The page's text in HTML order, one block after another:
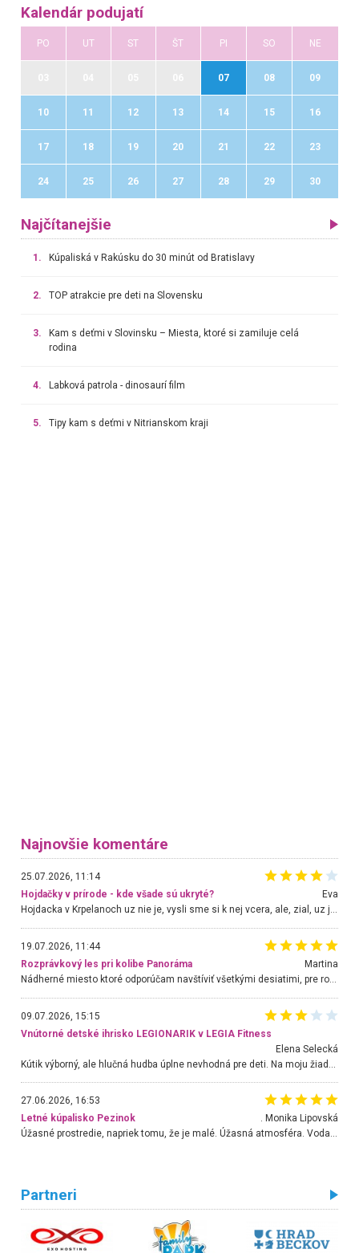
Kalendár podujatí
PO UT ST ŠT PI SO NE
07 08 09
10 11 12 13 14 15 16
17 18 19 20 21 22 23
24 25 26 27 28 29 30
Najčítanejšie
1. Kúpaliská v Rakúsku do 30 minút od Bratislavy
2. TOP atrakcie pre deti na Slovensku
3.
Kam s deťmi v Slovinsku – Miesta, ktoré si zamiluje celá
rodina
4. Labková patrola - dinosaurí film
5. Tipy kam s deťmi v Nitrianskom kraji
Najnovšie komentáre
25.07.2026, 11:14
Hojdačky v prírode - kde všade sú ukryté?
Eva
Hojdacka v Krpelanoch uz nie je, vysli sme si k nej vcera, ale, zial, uz je znicena. Ak sem planujete cestu len kvoli hojdacke, mozete si ju usetrit. Krasny vyhlad je tu vsak aj bez hojdacky :-)
19.07.2026, 11:44
Rozprávkový les pri kolibe Panoráma
Martina
Nádherné miesto ktoré odporúčam navštíviť všetkými desiatimi, pre rodiny s deťmi, dôchodcom... Proste a jednoducho ozaj rozprávkový les.. určite ešte prídeme. Odniesli sme si na pamiatku krásne tričká,
09.07.2026, 15:15
Vnútorné detské ihrisko LEGIONARIK v LEGIA Fitness
Elena Selecká
27.06.2026, 16:53
Letné kúpalisko Pezinok
. Monika Lipovská
Úžasné prostredie, napriek tomu, že je malé. Úžasná atmosféra. Voda fantastická a nádherná. Ľudí je pomerne veľa, ale su mili a ohľaduplní. Je veľmi zaujímavé sledovať, ako dokážu spolu športovať cudzí ľudia a bez ohľadu na vek. Vládne tu pohoda. Vnuka neviem dostať z vody. Ďakujem za krásny deň . Urcite sa sem vrátim. Jediný problém je s parkovaním, ale aj ten sa mi podarilo vyriešiť. Monika Bratislava
Partneri